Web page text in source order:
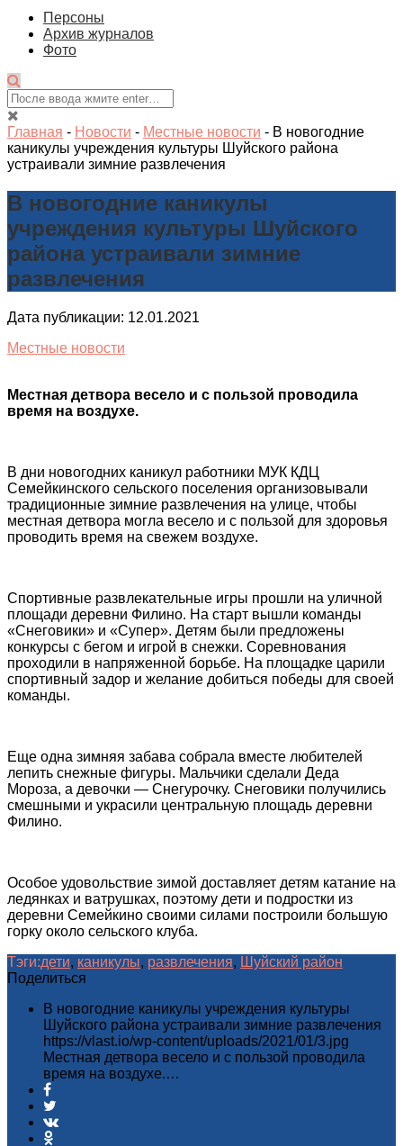
Персоны
Архив журналов
Фото
Главная - Новости - Местные новости - В новогодние
каникулы учреждения культуры Шуйского района
устраивали зимние развлечения
В новогодние каникулы
учреждения культуры Шуйского
района устраивали зимние
развлечения
Дата публикации: 12.01.2021
Местные новости
Местная детвора весело и с пользой проводила
время на воздухе.
В дни новогодних каникул работники МУК КДЦ
Семейкинского сельского поселения организовывали
традиционные зимние развлечения на улице, чтобы
местная детвора могла весело и с пользой для здоровья
проводить время на свежем воздухе.
Спортивные развлекательные игры прошли на уличной
площади деревни Филино. На старт вышли команды
«Снеговики» и «Супер». Детям были предложены
конкурсы с бегом и игрой в снежки. Соревнования
проходили в напряженной борьбе. На площадке царили
спортивный задор и желание добиться победы для своей
команды.
Еще одна зимняя забава собрала вместе любителей
лепить снежные фигуры. Мальчики сделали Деда
Мороза, а девочки — Снегурочку. Снеговики получились
смешными и украсили центральную площадь деревни
Филино.
Особое удовольствие зимой доставляет детям катание на
ледянках и ватрушках, поэтому дети и подростки из
деревни Семейкино своими силами построили большую
горку около сельского клуба.
Тэги:дети, каникулы, развлечения, Шуйский район
Поделиться
В новогодние каникулы учреждения культуры
Шуйского района устраивали зимние развлечения
https://vlast.io/wp-content/uploads/2021/01/3.jpg
Местная детвора весело и с пользой проводила
время на воздухе.…